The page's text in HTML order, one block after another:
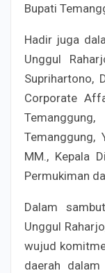
Bupati
Hadir juga
Unggul
Suprihartono,
Corporate
Temanggung,
MM., Kepala
Permukiman
Dalam
Unggul
wujud
daerah